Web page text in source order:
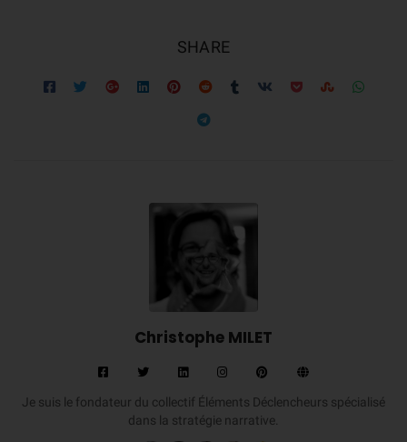
SHARE
Christophe MILET
Je suis le fondateur du collectif Éléments Déclencheurs spécialisé
dans la stratégie narrative.